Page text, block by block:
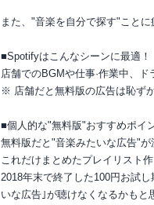
また、"音楽を自分で探す"こと
■Spotifyはこんなシーンに最適！
店舗でのBGMや仕事·作業中、
※ 店舗だと無料版の広告は恥ず
■個人的な"無料版"おすすめポイ
無料版だと"音楽みたいな広告"が
これだけまとめたプレイリスト
2018年末で終了した100円お試
いな広告｣が聴けなくなるかもと